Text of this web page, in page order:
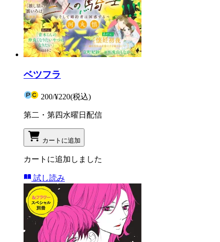
ベツフラ
200/¥220(税込)
第二・第四水曜日配信
カートに追加
カートに追加しました
試し読み